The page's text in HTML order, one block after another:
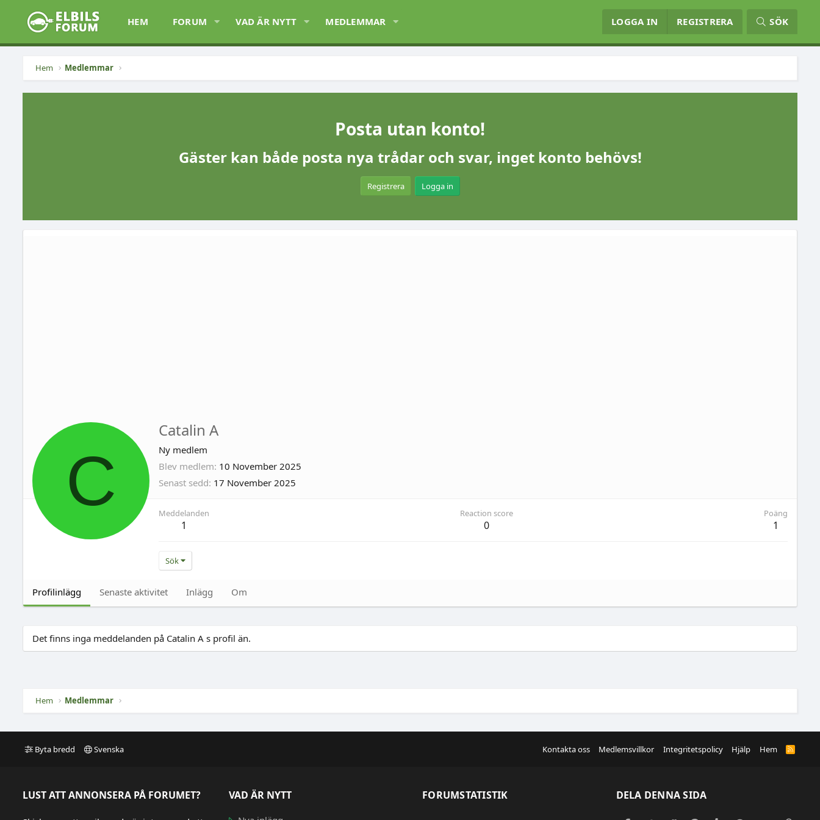
HEM FORUM VAD ÄR NYTT MEDLEMMAR LOGGA IN REGISTRERA SÖK
Hem Medlemmar
Posta utan konto!
Gäster kan både posta nya trådar och svar, inget konto behövs!
Registrera Logga in
C
Catalin A
Ny medlem
Blev medlem 10 November 2025
Senast sedd 17 November 2025
Meddelanden
1
Reaction score
0
Poäng
1
Sök
Profilinlägg Senaste aktivitet Inlägg Om
Det finns inga meddelanden på Catalin A s profil än.
Hem Medlemmar
Byta bredd Svenska Kontakta oss Medlemsvillkor Integritetspolicy Hjälp Hem
R
LUST ATT ANNONSERA PÅ FORUMET? VAD ÄR NYTT FORUMSTATISTIK DELA DENNA SIDA